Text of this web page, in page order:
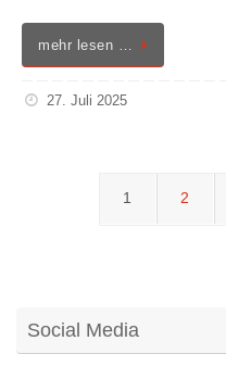
mehr lesen …
27. Juli 2025
1 2
Social Media